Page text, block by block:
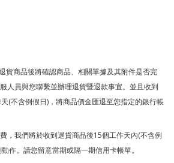
貨商品後將確認商品、相關單據及其附件是否完
人員與您聯繫並辦理退貨暨退款事宜。並且收到
(不含例假日)，將商品價金匯退至您指定的銀行帳
，我們將於收到退貨商品後15個工作天內(不含例
作。請您留意當期或隔一期信用卡帳單。